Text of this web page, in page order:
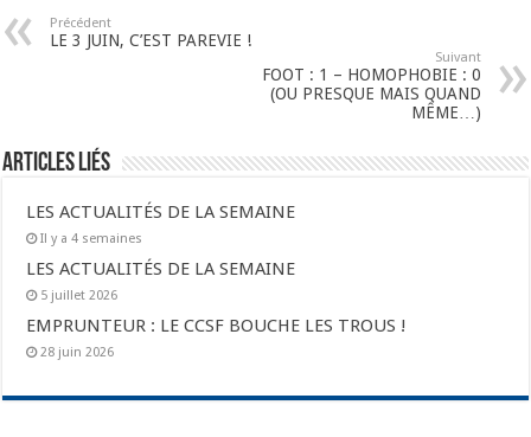
Précédent
LE 3 JUIN, C’EST PAREVIE !
Suivant
FOOT : 1 – HOMOPHOBIE : 0
(OU PRESQUE MAIS QUAND
MÊME…)
Articles liés
LES ACTUALITÉS DE LA SEMAINE
Il y a 4 semaines
LES ACTUALITÉS DE LA SEMAINE
5 juillet 2026
EMPRUNTEUR : LE CCSF BOUCHE LES TROUS !
28 juin 2026